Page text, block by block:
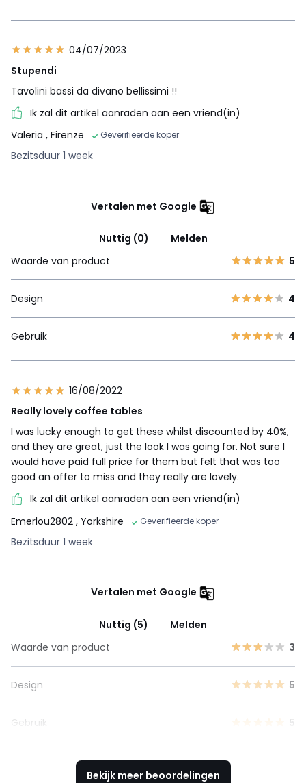
04/07/2023
Stupendi
Tavolini bassi da divano bellissimi !!
Ik zal dit artikel aanraden aan een vriend(in)
Valeria , Firenze Geverifieerde koper
Bezitsduur 1 week
Vertalen met Google
Nuttig (0)
Melden
Waarde van product
5
Design 4
Gebruik 4
16/08/2022
Really lovely coffee tables
I was lucky enough to get these whilst discounted by 40%,
and they are great, just the look I was going for. Not sure I
would have paid full price for them but felt that was too
good an offer to miss and they really are lovely.
Ik zal dit artikel aanraden aan een vriend(in)
Emerlou2802 , Yorkshire Geverifieerde koper
Bezitsduur 1 week
Vertalen met Google
Nuttig (5)
Melden
Waarde van product
3
Design 5
Gebruik 5
Bekijk meer beoordelingen